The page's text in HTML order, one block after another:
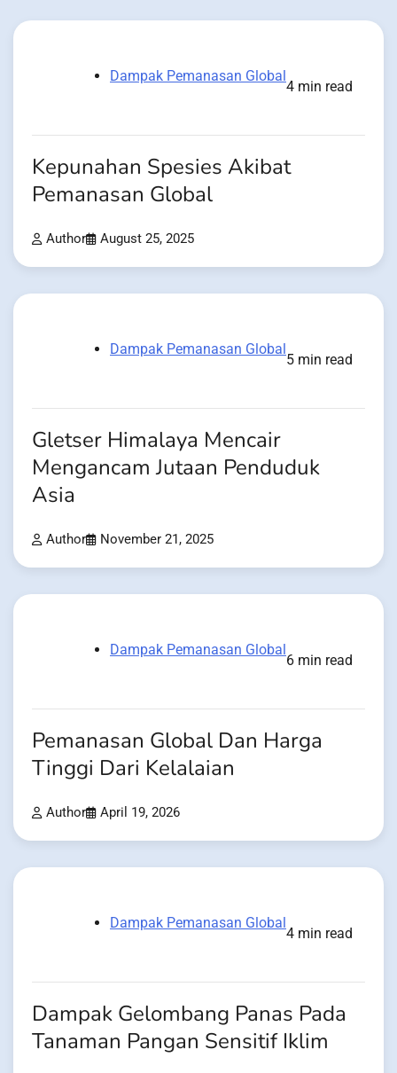
Dampak Pemanasan Global
4 min read
Kepunahan Spesies Akibat
Pemanasan Global
Author August 25, 2025
Dampak Pemanasan Global
5 min read
Gletser Himalaya Mencair
Mengancam Jutaan Penduduk
Asia
Author November 21, 2025
Dampak Pemanasan Global
6 min read
Pemanasan Global Dan Harga
Tinggi Dari Kelalaian
Author April 19, 2026
Dampak Pemanasan Global
4 min read
Dampak Gelombang Panas Pada
Tanaman Pangan Sensitif Iklim